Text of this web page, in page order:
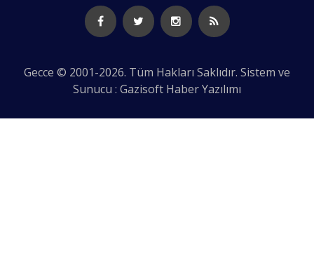
Gecce © 2001-2026. Tüm Hakları Saklıdır. Sistem ve
Sunucu : Gazisoft Haber Yazılımı